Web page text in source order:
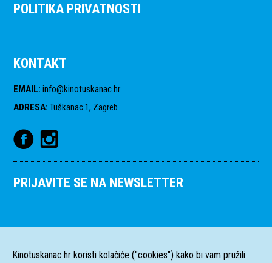
POLITIKA PRIVATNOSTI
KONTAKT
EMAIL: info@kinotuskanac.hr
ADRESA: Tuškanac 1, Zagreb
PRIJAVITE SE NA NEWSLETTER
Kinotuskanac.hr koristi kolačiće ("cookies") kako bi vam pružili